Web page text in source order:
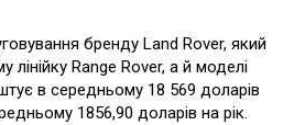
бренду Land Rover, який
лінійку Range Rover, а й моделі
в середньому 18 569 доларів
1856,90 доларів на рік.